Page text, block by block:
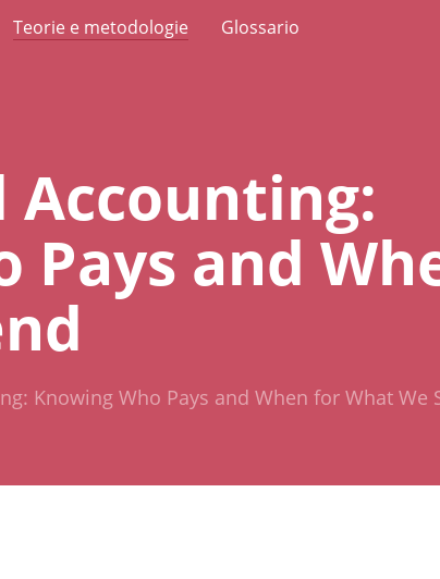
Teorie e metodologie Glossario
Pays and
Knowing Who Pays and When for What We